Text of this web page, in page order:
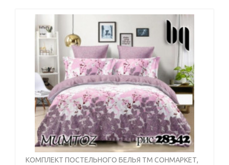
КОМПЛЕКТ ПОСТЕЛЬНОГО БЕЛЬЯ ТМ СОНМАРКЕТ,